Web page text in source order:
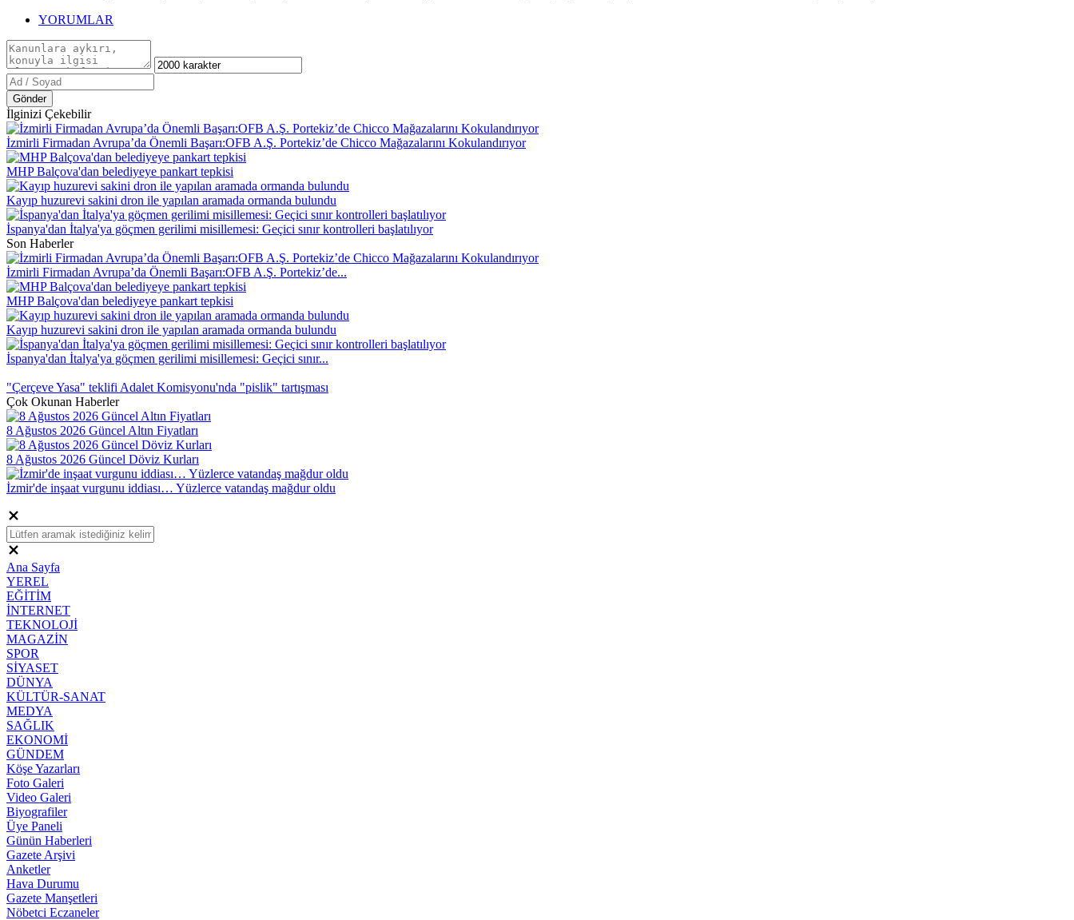
YORUMLAR
Gönder
İlginizi Çekebilir
İzmirli Firmadan Avrupa’da Önemli Başarı:OFB A.Ş. Portekiz’de Chicco Mağazalarını Kokulandırıyor
MHP Balçova'dan belediyeye pankart tepkisi
Kayıp huzurevi sakini dron ile yapılan aramada ormanda bulundu
İspanya'dan İtalya'ya göçmen gerilimi misillemesi: Geçici sınır kontrolleri başlatılıyor
Son Haberler
İzmirli Firmadan Avrupa’da Önemli Başarı:OFB A.Ş. Portekiz’de...
MHP Balçova'dan belediyeye pankart tepkisi
Kayıp huzurevi sakini dron ile yapılan aramada ormanda bulundu
İspanya'dan İtalya'ya göçmen gerilimi misillemesi: Geçici sınır...
"Çerçeve Yasa" teklifi Adalet Komisyonu'nda "pislik" tartışması
Çok Okunan Haberler
8 Ağustos 2026 Güncel Altın Fiyatları
8 Ağustos 2026 Güncel Döviz Kurları
İzmir'de inşaat vurgunu iddiası… Yüzlerce vatandaş mağdur oldu
Ana Sayfa
YEREL
EĞİTİM
İNTERNET
TEKNOLOJİ
MAGAZİN
SPOR
SİYASET
DÜNYA
KÜLTÜR-SANAT
MEDYA
SAĞLIK
EKONOMİ
GÜNDEM
Köşe Yazarları
Foto Galeri
Video Galeri
Biyografiler
Üye Paneli
Günün Haberleri
Gazete Arşivi
Anketler
Hava Durumu
Gazete Manşetleri
Nöbetci Eczaneler